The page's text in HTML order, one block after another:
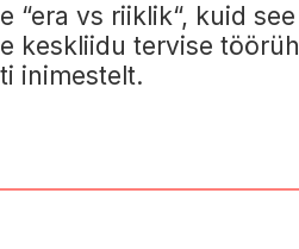
vs riiklik“, kuid
keskliidu tervise
inimestelt.